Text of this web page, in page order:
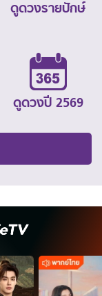
ดูดวงรายปักษ์
ดูดวงปี 2569